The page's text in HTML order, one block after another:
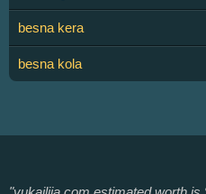
besna kera
besna kola